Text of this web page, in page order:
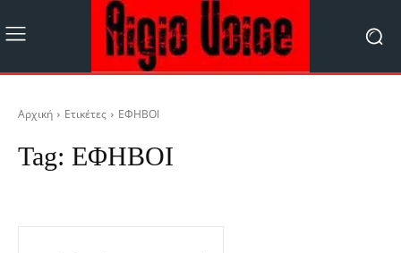
Αρχική Ετικέτες ΕΦΗΒΟΙ
Tag: ΕΦΗΒΟΙ